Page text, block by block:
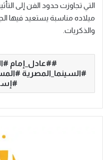
التي تجاوزت حدود الفن إلى
ميلاده مناسبة يستعيد فيها
والذكريات.
#عادل_إمام
#السينما_المصرية